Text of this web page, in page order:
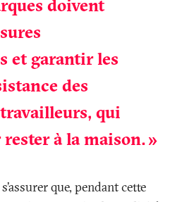
doivent
et garantir les
des
qui
à la maison.»
que, pendant cette